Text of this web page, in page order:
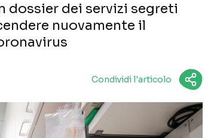
dossier dei servizi segreti
nuovamente il
Condividi l'articolo